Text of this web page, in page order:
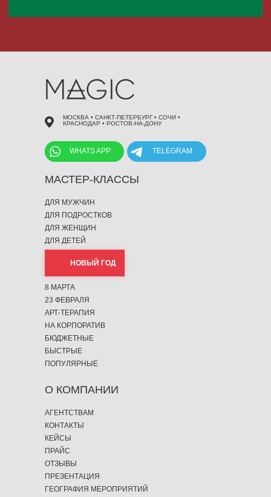
TELEGRAM
МАСТЕР-КЛАССЫ
WHATS APP
О КОМПАНИИ
МОСКВА • САНКТ-ПЕТЕРБУРГ • СОЧИ •
КРАСНОДАР • РОСТОВ-НА-ДОНУ
ДЛЯ МУЖЧИН
ДЛЯ ПОДРОСТКОВ
ДЛЯ ЖЕНЩИН
ДЛЯ ДЕТЕЙ
НОВЫЙ ГОД
8 МАРТА
23 ФЕВРАЛЯ
АРТ-ТЕРАПИЯ
НА КОРПОРАТИВ
БЮДЖЕТНЫЕ
БЫСТРЫЕ
ПОПУЛЯРНЫЕ
АГЕНТСТВАМ
КОНТАКТЫ
КЕЙСЫ
ПРАЙС
ОТЗЫВЫ
ПРЕЗЕНТАЦИЯ
ГЕОГРАФИЯ МЕРОПРИЯТИЙ